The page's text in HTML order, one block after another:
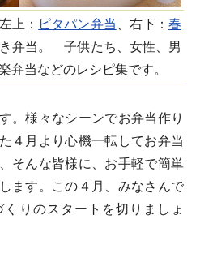
上： ピタパン弁当 、右下：春
弁当。 子供たち、女性、男
弁当などのレシピ集です。
。様々なシーンでお弁当作り
４月より心機一転してお弁当
そんな皆様に、お手軽で簡単
ます。この４月、みなさんで
りのスタートを切りましょ